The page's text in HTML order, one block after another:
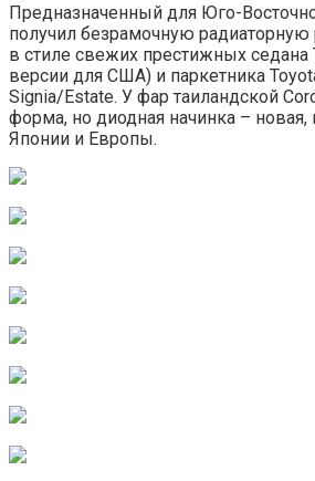
Предназначенный для Юго-
получил безрамочную радиаторную
в стиле свежих престижных седана
версии для США) и паркетника
Signia/Estate. У фар таиландской
форма, но диодная начинка – новая,
Японии и Европы.